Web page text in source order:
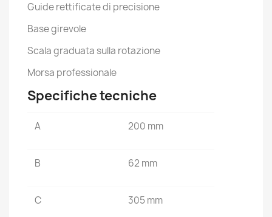
Guide rettificate di precisione
Base girevole
Scala graduata sulla rotazione
Morsa professionale
Specifiche tecniche
A 200 mm
B 62 mm
C 305 mm